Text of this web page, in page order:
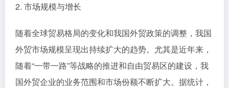
2. 市场规模与增长
随着全球贸易格局的变化和我国外贸政策的调整，我国
外贸市场规模呈现出持续扩大的趋势。尤其是近年来，
随着“一带一路”等战略的推进和自由贸易区的建设，我
国外贸企业的业务范围和市场份额不断扩大。据统计，